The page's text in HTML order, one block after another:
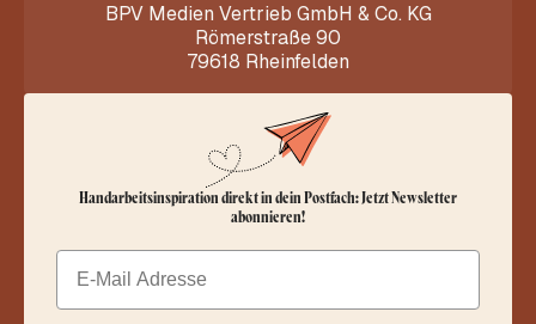
BPV Medien Vertrieb GmbH & Co. KG
Römerstraße 90
79618 Rheinfelden
Handarbeitsinspiration direkt in dein Postfach: Jetzt Newsletter
abonnieren!
Email